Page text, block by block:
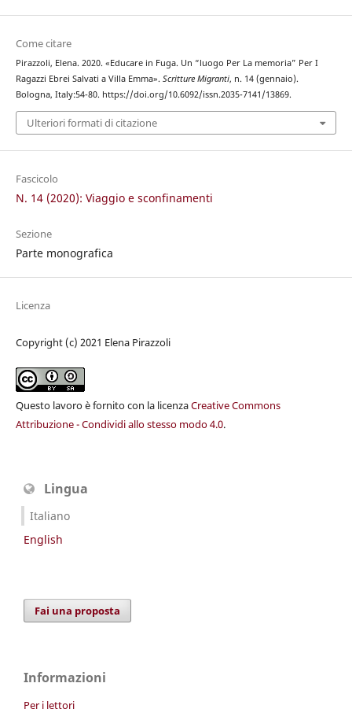
Come citare
Pirazzoli, Elena. 2020. «Educare in Fuga. Un “luogo Per La memoria” Per I
Ragazzi Ebrei Salvati a Villa Emma». Scritture Migranti, n. 14 (gennaio).
Bologna, Italy:54-80. https://doi.org/10.6092/issn.2035-7141/13869.
Ulteriori formati di citazione
Fascicolo
N. 14 (2020): Viaggio e sconfinamenti
Sezione
Parte monografica
Licenza
Copyright (c) 2021 Elena Pirazzoli
Questo lavoro è fornito con la licenzaCreative Commons
Attribuzione - Condividi allo stesso modo 4.0.
Lingua
Italiano
English
Fai una proposta
Informazioni
Per i lettori